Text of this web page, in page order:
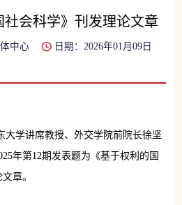
会科学》刊发理论文章
中心 日期：2026年01月09日
大学讲席教授、外交学院前院长徐坚
年第12期发表题为《基于权利的国
章。